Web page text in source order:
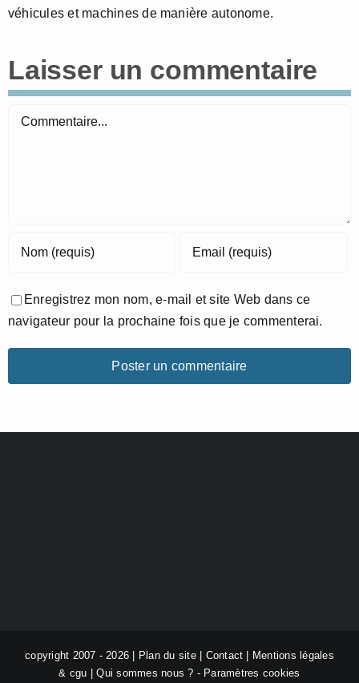
véhicules et machines de manière autonome.
Laisser un commentaire
Commentaire
Enregistrez mon nom, e-mail et site Web dans ce
navigateur pour la prochaine fois que je commenterai.
copyright 2007 - 2026 | Plan du site| Contact | Mentions légales
& cgu |Qui sommes nous ? - Paramètres cookies